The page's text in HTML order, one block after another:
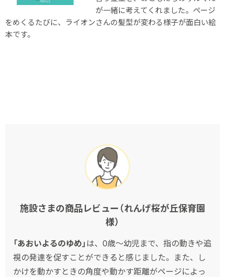
が一緒に考えてくれました。ページ
をめくるたびに、ライオンさんの髪型が変わる様子が面白い絵
本です。
施設さまの商品レビュー（れんげ桜が丘保育園
様）
「あおいよるのゆめ」 は、0歳～幼児まで、指の動きや追
視の発達を促すことができると感じました。また、し
かけを動かすときの角度や動かす距離がページによっ